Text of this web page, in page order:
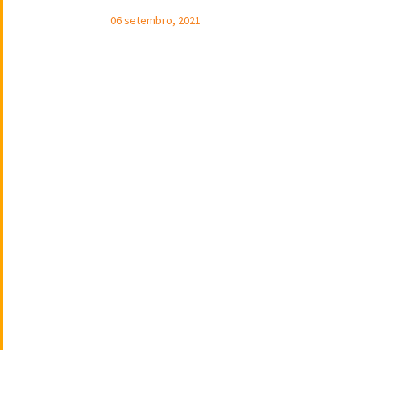
06 setembro, 2021